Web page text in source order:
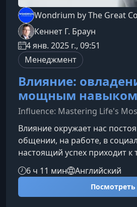
Wondrium by The Great
Кеннет Г. Браун
4 янв. 2025 г., 09:51
Менеджмент
Влияние:
мощным
Influence: Mastering Life's
Влияние окружает нас
общении, на работе, в
настоящий успех приходит к
управлять влиянием, а не
Этот курс поможет вам
механизм убеждения, и
осознанно, эффективно и
6 ч 11 мин Английский
Посмотреть